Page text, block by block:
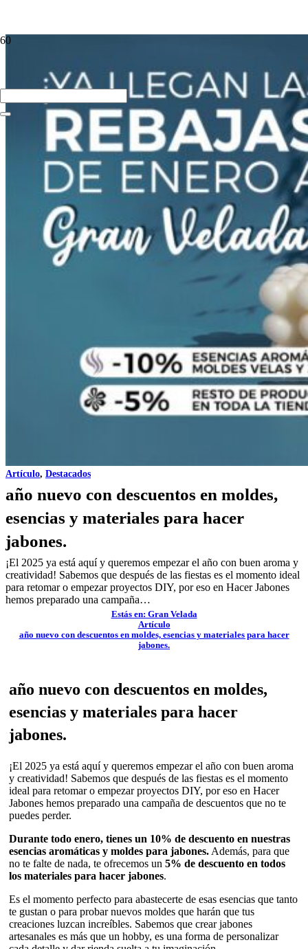
Artículo, Destacados
año nuevo con descuentos en moldes,
esencias y materiales para hacer
jabones.
¡El 2025 ya está aquí y queremos empezar el año con buen aroma y
creatividad! Sabemos que después de las fiestas es el momento ideal
para retomar o empezar proyectos DIY, por eso en Hacer Jabones
hemos preparado una campaña…
Estás en: Gran Velada
Artículo
año nuevo con descuentos en moldes, esencias y materiales para hacer
jabones.
año nuevo con descuentos en moldes,
esencias y materiales para hacer
jabones.
¡El 2025 ya está aquí y queremos empezar el año con buen aroma
y creatividad! Sabemos que después de las fiestas es el momento
ideal para retomar o empezar proyectos DIY, por eso en Hacer
Jabones hemos preparado una campaña de descuentos que no te
puedes perder.
Durante todo enero, tienes un 10% de descuento en nuestras
esencias aromáticas y moldes para jabones. Además, para que
no te falte de nada, te ofrecemos un 5% de descuento en todos
los materiales para hacer jabones.
Es el momento perfecto para abastecerte de esas esencias que tanto
te gustan o para probar nuevos moldes que harán que tus
creaciones luzcan increíbles. Sabemos que crear jabones
artesanales es más que un hobby, es una forma de personalizar